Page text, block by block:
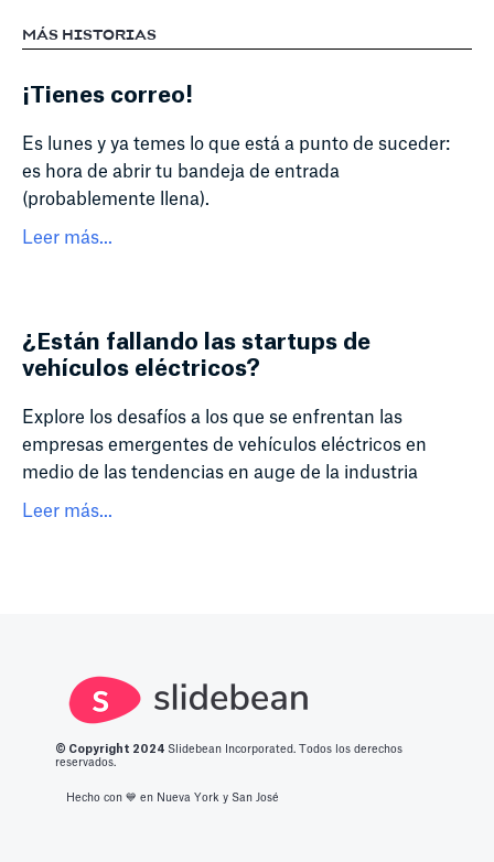
MÁS HISTORIAS
¡Tienes correo!
Es lunes y ya temes lo que está a punto de suceder:
es hora de abrir tu bandeja de entrada
(probablemente llena).
Leer más...
¿Están fallando las startups de
vehículos eléctricos?
Explore los desafíos a los que se enfrentan las
empresas emergentes de vehículos eléctricos en
medio de las tendencias en auge de la industria
Leer más...
© Copyright 2 024 Slidebean Incorporated. Todos los derechos
reservados.
Hecho con 💙️ en Nueva York y San José